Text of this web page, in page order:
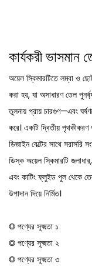
কার্যকরী ভাসমান
অয়েল স্কিমারটিতে লম্বা ও
করা হয়, যা অসাধারণ তেল
তুলনায় প্রায় চারগুণ—এবং
করে। একটি দ্বিতীয় পৃথকীকরণ
ডিজাইন বেল্টের সাথে সরাসরি
ডিস্ক অয়েল স্কিমারটি
এবং কাটিং ফ্লুইড পুল থেকে
উপাদান দিয়ে নির্মিত।
◎ পণ্যের সূক্ষ্মতা ১
◎ পণ্যের সূক্ষ্মতা ২
◎ পণ্যের সূক্ষ্মতা ৩